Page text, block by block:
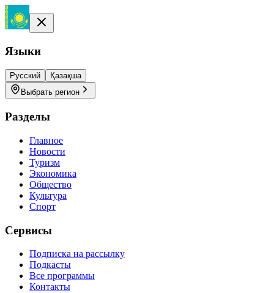
Языки
Русский
Қазақша
Выбрать регион
Разделы
Главное
Новости
Туризм
Экономика
Общество
Культура
Спорт
Сервисы
Подписка на рассылку
Подкасты
Все программы
Контакты